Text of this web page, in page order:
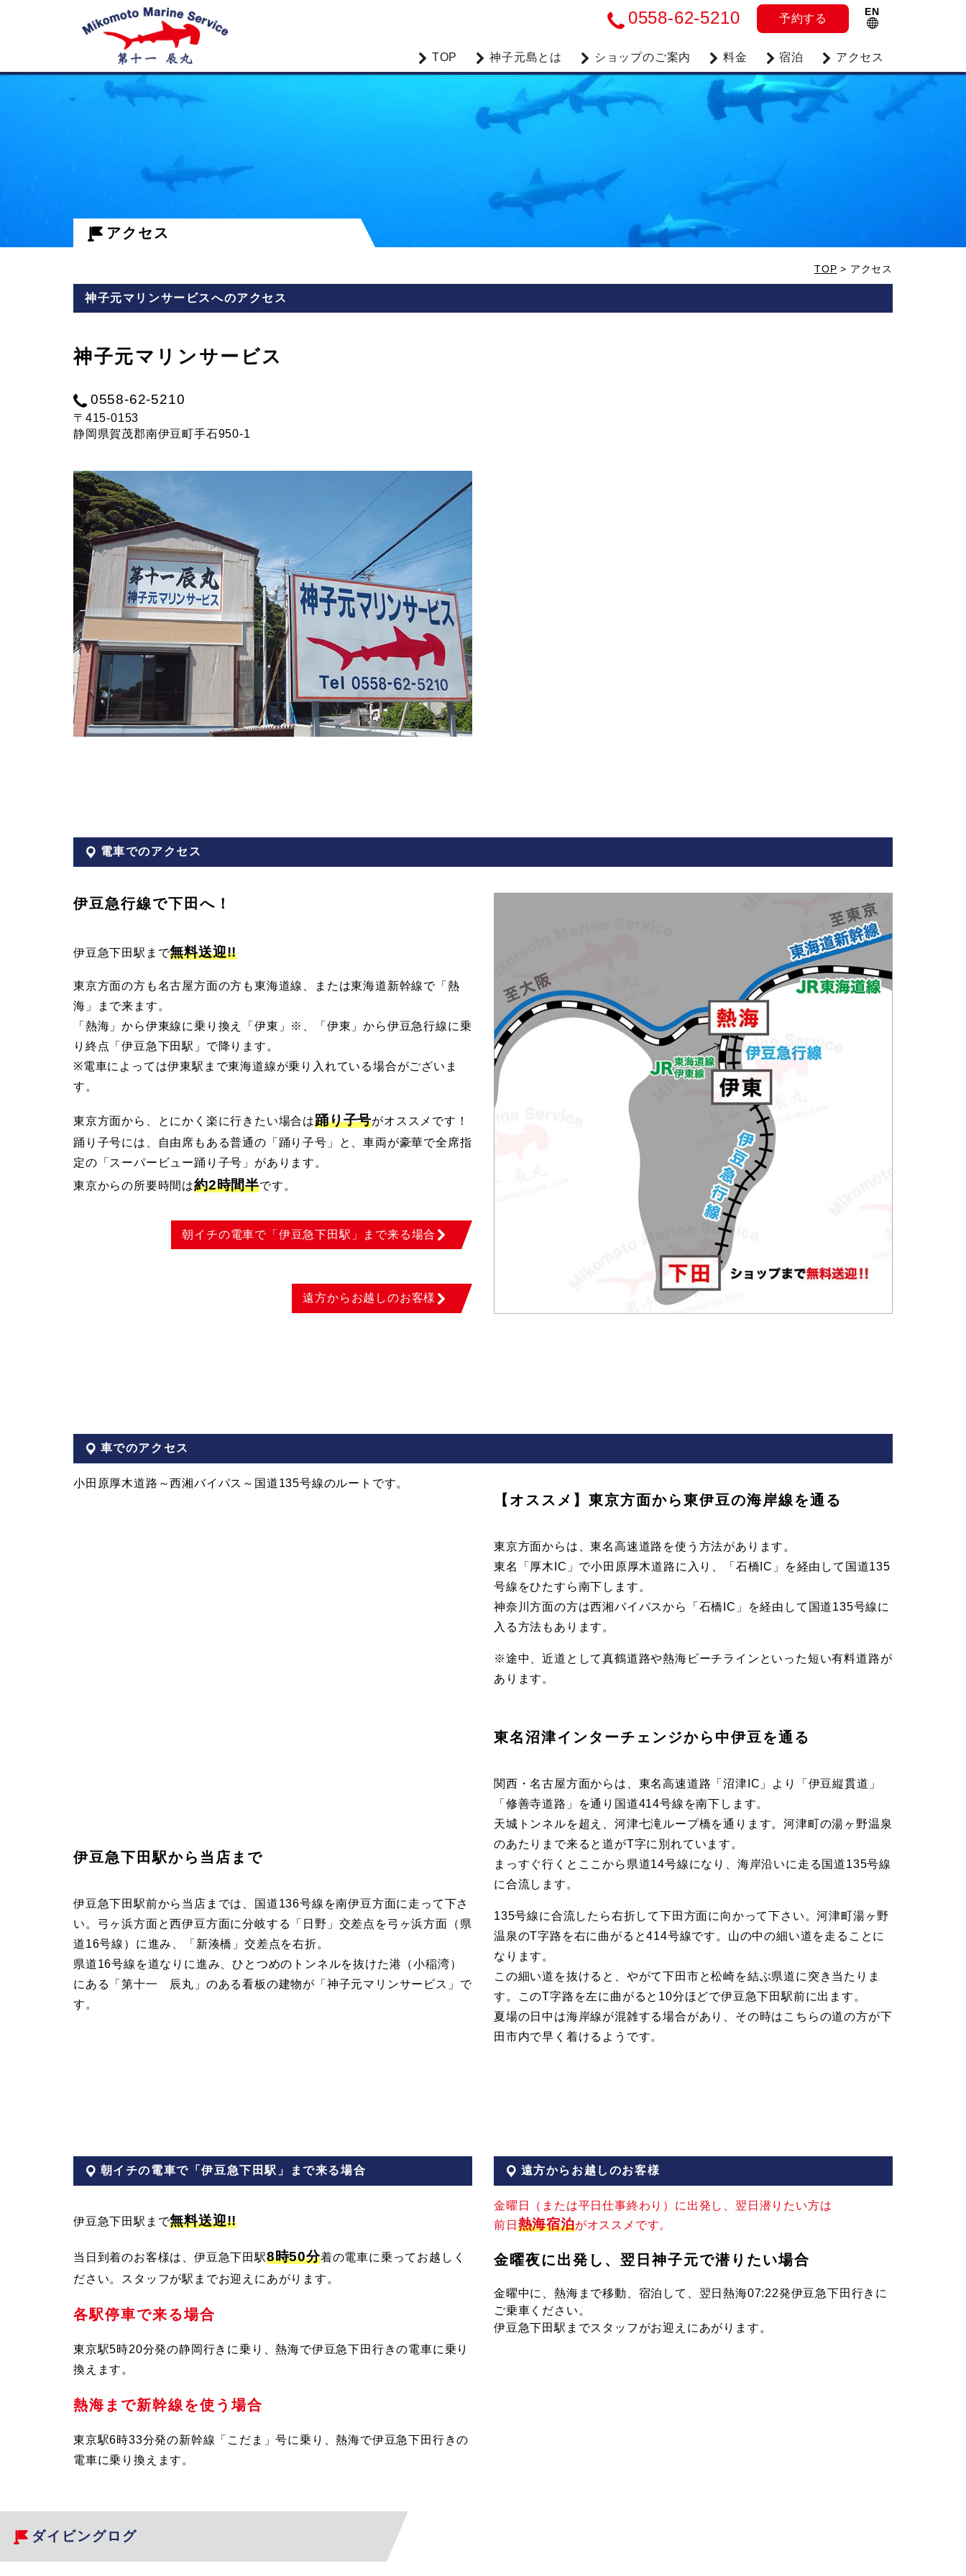
0558-62-5210 予約する
EN
神
元
島
ダ
イ
ン
グ
な
ら
神
子
マ
サ
ー
ビ
ス
TOP 神子元島とは ショップのご案内 料金 宿泊 アクセス
アクセス
TOP > アクセス
神子元マリンサービスへのアクセス
神子元マリンサービス
0558-62-5210
〒415-0153
静岡県賀茂郡南伊豆町手石950-1
電車でのアクセス
伊豆急行線で下田へ！
伊豆急下田駅まで無料送迎!!
東京方面の方も名古屋方面の方も東海道線、または東海道新幹線で「熱
海」まで来ます。
「熱海」から伊東線に乗り換え「伊東」※、「伊東」から伊豆急行線に乗
り終点「伊豆急下田駅」で降ります。
※電車によっては伊東駅まで東海道線が乗り入れている場合がございま
す。
東京方面から、とにかく楽に行きたい場合は踊り子号がオススメです！
踊り子号には、自由席もある普通の「踊り子号」と、車両が豪華で全席指
定の「スーパービュー踊り子号」があります。
東京からの所要時間は約2時間半です。
朝イチの電車で「伊豆急下田駅」まで来る場合
遠方からお越しのお客様
車でのアクセス
小田原厚木道路～西湘バイパス～国道135号線のルートです。
伊豆急下田駅から当店まで
伊豆急下田駅前から当店までは、国道136号線を南伊豆方面に走って下さ
い。弓ヶ浜方面と西伊豆方面に分岐する「日野」交差点を弓ヶ浜方面（県
道16号線）に進み、「新湊橋」交差点を右折。
県道16号線を道なりに進み、ひとつめのトンネルを抜けた港（小稲湾）
にある「第十一 辰丸」のある看板の建物が「神子元マリンサービス」で
す。
【オススメ】東京方面から東伊豆の海岸線を通る
東京方面からは、東名高速道路を使う方法があります。
東名「厚木IC」で小田原厚木道路に入り、「石橋IC」を経由して国道135
号線をひたすら南下します。
神奈川方面の方は西湘バイパスから「石橋IC」を経由して国道135号線に
入る方法もあります。
※途中、近道として真鶴道路や熱海ビーチラインといった短い有料道路が
あります。
東名沼津インターチェンジから中伊豆を通る
関西・名古屋方面からは、東名高速道路「沼津IC」より「伊豆縦貫道」
「修善寺道路」を通り国道414号線を南下します。
天城トンネルを超え、河津七滝ループ橋を通ります。河津町の湯ヶ野温泉
のあたりまで来ると道がT字に別れています。
まっすぐ行くとここから県道14号線になり、海岸沿いに走る国道135号線
に合流します。
135号線に合流したら右折して下田方面に向かって下さい。河津町湯ヶ野
温泉のT字路を右に曲がると414号線です。山の中の細い道を走ることに
なります。
この細い道を抜けると、やがて下田市と松崎を結ぶ県道に突き当たりま
す。このT字路を左に曲がると10分ほどで伊豆急下田駅前に出ます。
夏場の日中は海岸線が混雑する場合があり、その時はこちらの道の方が下
田市内で早く着けるようです。
朝イチの電車で「伊豆急下田駅」まで来る場合
伊豆急下田駅まで無料送迎!!
当日到着のお客様は、伊豆急下田駅8時50分着の電車に乗ってお越しく
ださい。スタッフが駅までお迎えにあがります。
各駅停車で来る場合
東京駅5時20分発の静岡行きに乗り、熱海で伊豆急下田行きの電車に乗り
換えます。
熱海まで新幹線を使う場合
東京駅6時33分発の新幹線「こだま」号に乗り、熱海で伊豆急下田行きの
電車に乗り換えます。
遠方からお越しのお客様
金曜日（または平日仕事終わり）に出発し、翌日潜りたい方は
前日 熱海宿泊がオススメです。
金曜夜に出発し、翌日神子元で潜りたい場合
金曜中に、熱海まで移動、宿泊して、翌日熱海07:22発伊豆急下田行きに
ご乗車ください。
伊豆急下田駅までスタッフがお迎えにあがります。
ダイビングログ